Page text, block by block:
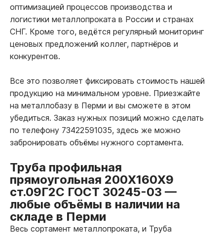
оптимизацией процессов производства и
логистики металлопроката в России и странах
СНГ. Кроме того, ведётся регулярный мониторинг
ценовых предложений коллег, партнёров и
конкурентов.
Все это позволяет фиксировать стоимость нашей
продукцию на минимальном уровне. Приезжайте
на металлобазу в Перми и вы сможете в этом
убедиться. Заказ нужных позиций можно сделать
по телефону 73422591035, здесь же можно
забронировать объёмы нужного сортамента.
Труба профильная
прямоугольная 200Х160Х9
ст.09Г2С ГОСТ 30245-03 —
любые объёмы в наличии на
складе в Перми
Весь сортамент металлопроката, и Труба